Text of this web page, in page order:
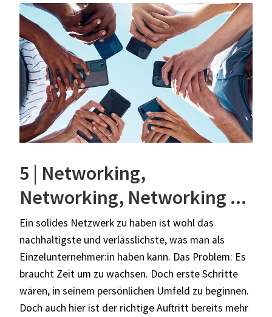
5 | Networking,
Networking, Networking ...
Ein solides Netzwerk zu haben ist wohl das
nachhaltigste und verlässlichste, was man als
Einzelunternehmer:in haben kann. Das Problem: Es
braucht Zeit um zu wachsen. Doch erste Schritte
wären, in seinem persönlichen Umfeld zu beginnen.
Doch auch hier ist der richtige Auftritt bereits mehr